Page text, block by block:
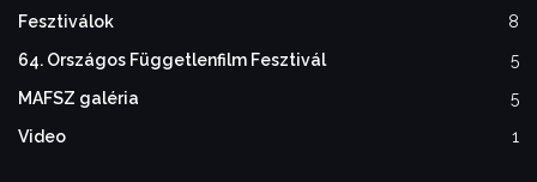
Fesztiválok
8
64. Országos Függetlenfilm Fesztivál
5
MAFSZ galéria
5
Video
1